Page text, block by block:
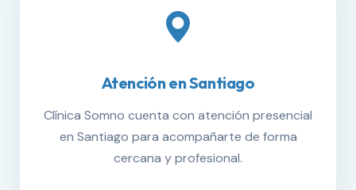
Atención en Santiago
Clínica Somno cuenta con atención presencial
en Santiago para acompañarte de forma
cercana y profesional.